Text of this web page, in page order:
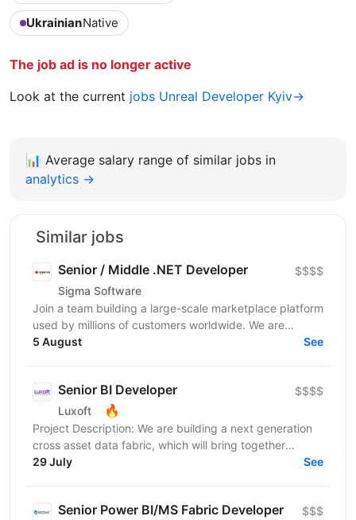
UkrainianNative
The job ad is no longer active
Look at the current jobs Unreal Developer Kyiv→
📊 Average salary range of similar jobs in
analytics →
Similar jobs
Senior / Middle .NET Developer
Sigma Software
$$$$
Join a team building a large-scale marketplace platform
used by millions of customers worldwide. We are
looking for a .NET Developer with strong expertise...
5 August See
Senior BI Developer
Luxoft 🔥
$$$$
Project Description: We are building a next generation
cross asset data fabric, which will bring together
disparate data sources for the global bank. It...
29 July See
Senior Power BI/MS Fabric Developer $$$